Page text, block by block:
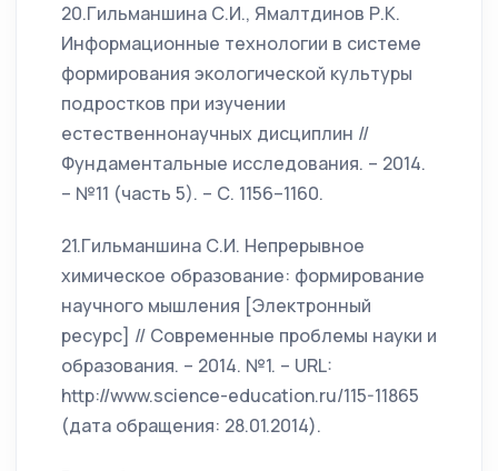
20.Гильманшина С.И., Ямалтдинов Р.К.
Информационные технологии в системе
формирования экологической культуры
подростков при изучении
естественнонаучных дисциплин //
Фундаментальные исследования. – 2014.
– №11 (часть 5). – С. 1156–1160.
21.Гильманшина С.И. Непрерывное
химическое образование: формирование
научного мышления [Электронный
ресурс] // Современные проблемы науки и
образования. – 2014. №1. – URL:
http://www.science-education.ru/115-11865
(дата обращения: 28.01.2014).